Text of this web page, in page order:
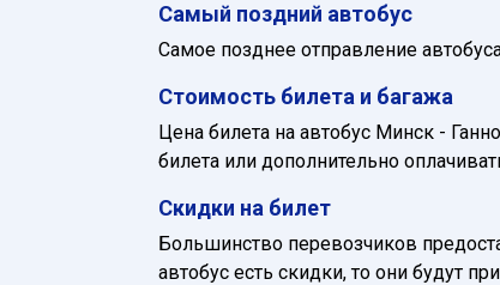
Самый поздний автобус
Самое позднее отправление
Стоимость билета и багажа
Цена билета на автобус Минск -
билета или дополнительно
Скидки на билет
Большинство перевозчиков
автобус есть скидки, то они будут